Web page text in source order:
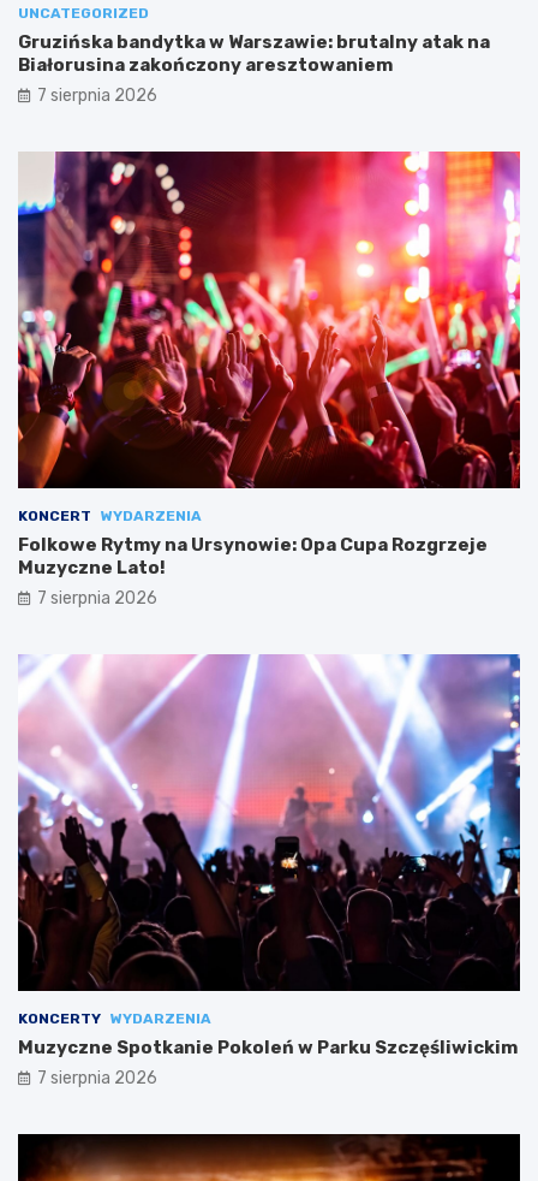
UNCATEGORIZED
Gruzińska bandytka w Warszawie: brutalny atak na
Białorusina zakończony aresztowaniem
7 sierpnia 2026
KONCERT WYDARZENIA
Folkowe Rytmy na Ursynowie: Opa Cupa Rozgrzeje
Muzyczne Lato!
7 sierpnia 2026
KONCERTY WYDARZENIA
Muzyczne Spotkanie Pokoleń w Parku Szczęśliwickim
7 sierpnia 2026